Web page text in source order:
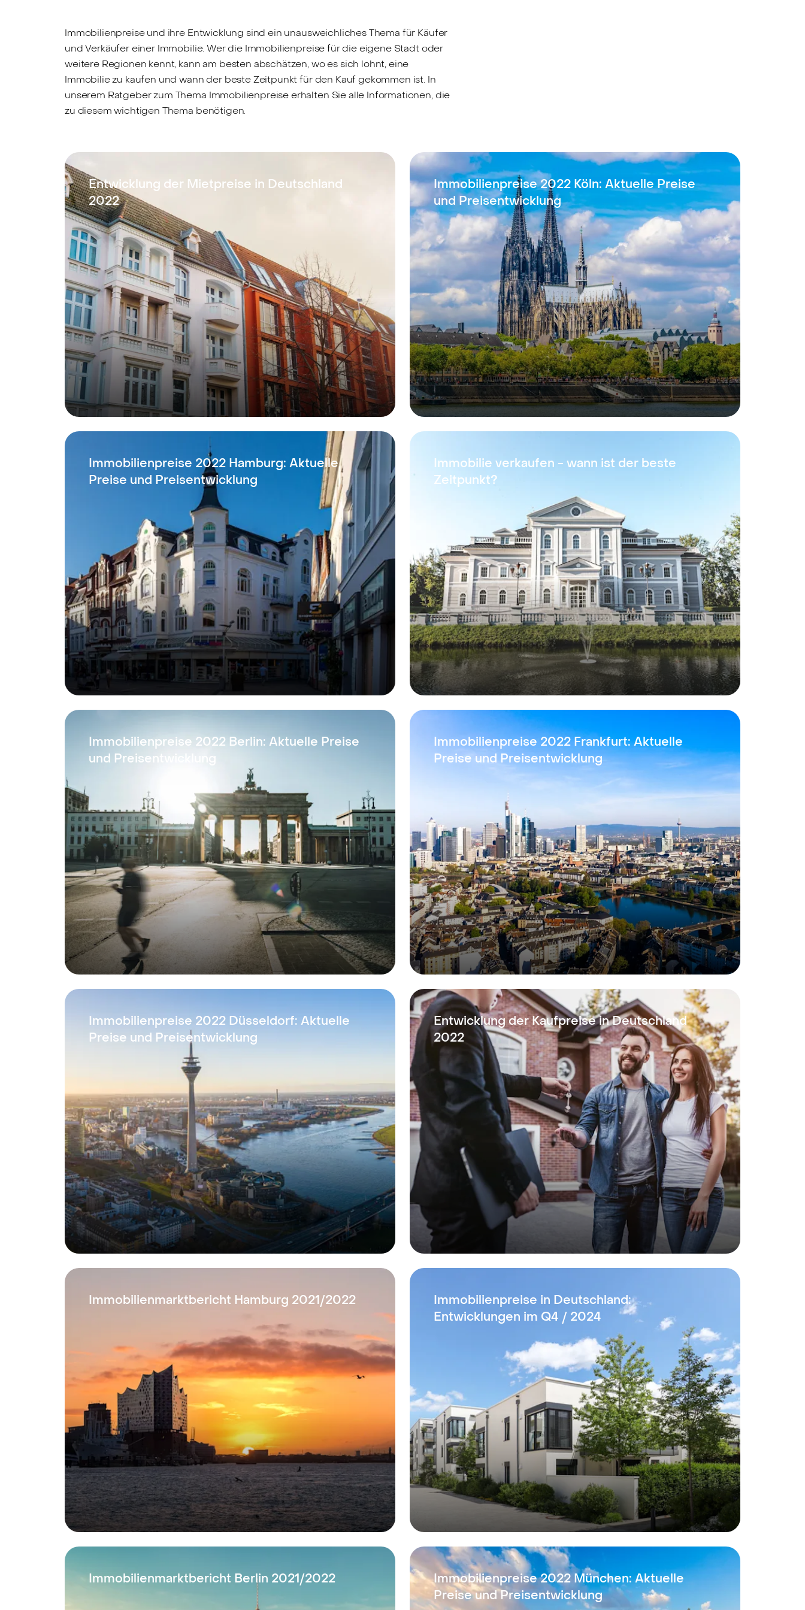
Immobilienpreise und ihre Entwicklung sind ein unausweichliches Thema für Käufer
und Verkäufer einer Immobilie. Wer die Immobilienpreise für die eigene Stadt oder
weitere Regionen kennt, kann am besten abschätzen, wo es sich lohnt, eine
Immobilie zu kaufen und wann der beste Zeitpunkt für den Kauf gekommen ist. In
unserem Ratgeber zum Thema Immobilienpreise erhalten Sie alle Informationen, die
zu diesem wichtigen Thema benötigen.
Entwicklung der Mietpreise in Deutschland
2022
Immobilienpreise 2022 Köln: Aktuelle Preise
und Preisentwicklung
Immobilienpreise 2022 Hamburg: Aktuelle
Preise und Preisentwicklung
Immobilie verkaufen - wann ist der beste
Zeitpunkt?
Immobilienpreise 2022 Berlin: Aktuelle Preise
und Preisentwicklung
Immobilienpreise 2022 Frankfurt: Aktuelle
Preise und Preisentwicklung
Immobilienpreise 2022 Düsseldorf: Aktuelle
Preise und Preisentwicklung
Entwicklung der Kaufpreise in Deutschland
2022
Immobilienmarktbericht Hamburg 2021/2022
Immobilienpreise in Deutschland:
Entwicklungen im Q4 / 2024
Immobilienmarktbericht Berlin 2021/2022
Immobilienpreise 2022 München: Aktuelle
Preise und Preisentwicklung